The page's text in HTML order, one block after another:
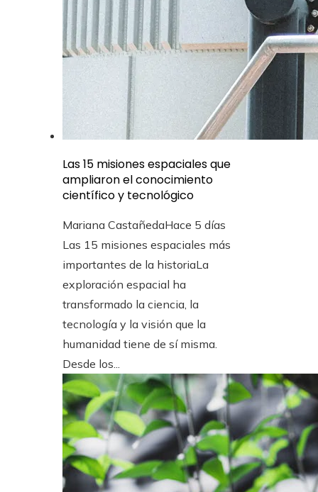
Las 15 misiones espaciales que
ampliaron el conocimiento
científico y tecnológico
Mariana CastañedaHace 5 días
Las 15 misiones espaciales más
importantes de la historiaLa
exploración espacial ha
transformado la ciencia, la
tecnología y la visión que la
humanidad tiene de sí misma.
Desde los...